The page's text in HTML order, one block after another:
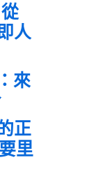
人
來
正
里